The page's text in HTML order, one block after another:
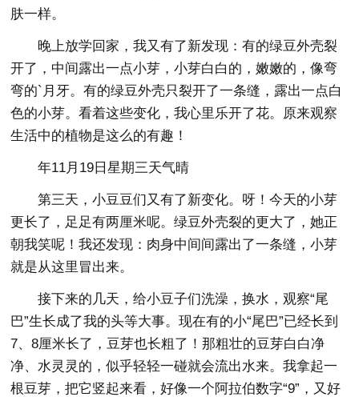
肤一样。
晚上放学回家，我又有了新发现：有的绿豆外壳裂
开了，中间露出一点小芽，小芽白白的，嫩嫩的，像弯
弯的`月牙。有的绿豆外壳只裂开了一条缝，露出一点白
色的小芽。看着这些变化，我心里乐开了花。原来观察
生活中的植物是这么的有趣！
年11月19日星期三天气晴
第三天，小豆豆们又有了新变化。呀！今天的小芽
更长了，足足有两厘米呢。绿豆外壳裂的更大了，她正
朝我笑呢！我还发现：肉身中间间露出了一条缝，小芽
就是从这里冒出来。
接下来的几天，给小豆子们洗澡，换水，观察“尾
巴”生长成了我的头等大事。现在有的小“尾巴”已经长到
7、8厘米长了，豆芽也长粗了！那粗壮的豆芽白白净
净、水灵灵的，似乎轻轻一碰就会流出水来。我拿起一
根豆芽，把它竖起来看，好像一个阿拉伯数字“9”，又好